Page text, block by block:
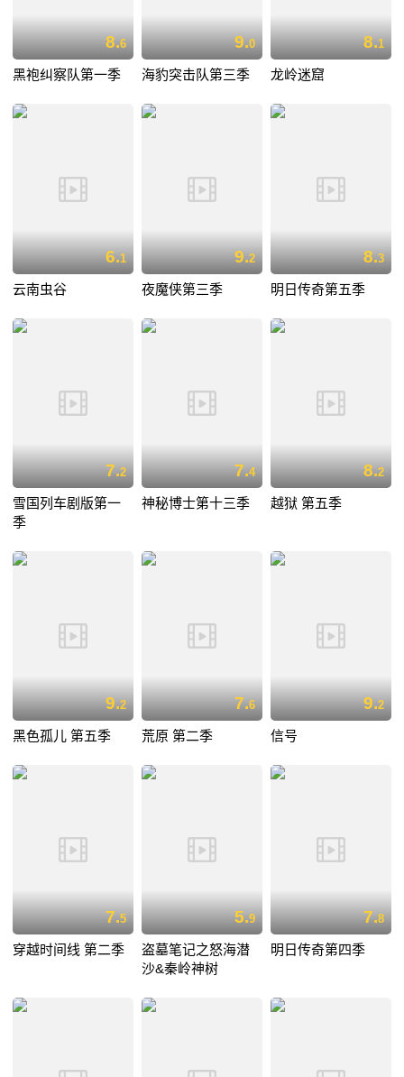
8.6
黑袍纠察队第一季
9.0
海豹突击队第三季
8.1
龙岭迷窟
6.1
云南虫谷
9.2
夜魔侠第三季
8.3
明日传奇第五季
7.2
雪国列车剧版第一
季
7.4
神秘博士第十三季
8.2
越狱 第五季
9.2
黑色孤儿 第五季
7.6
荒原 第二季
9.2
信号
7.5
穿越时间线 第二季
5.9
盗墓笔记之怒海潜
沙&秦岭神树
7.8
明日传奇第四季